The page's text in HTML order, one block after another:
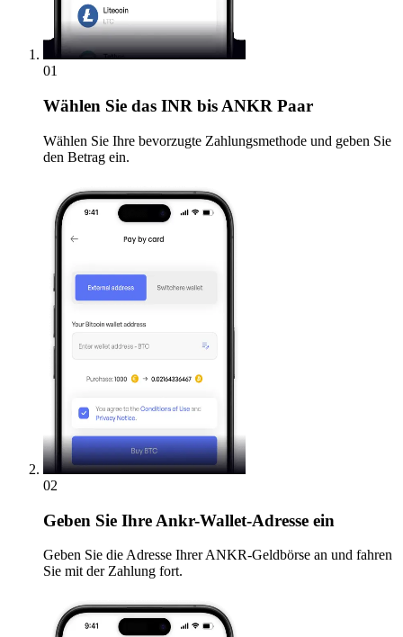
01
Wählen Sie das INR bis ANKR Paar
Wählen Sie Ihre bevorzugte Zahlungsmethode und geben Sie
den Betrag ein.
02
Geben Sie Ihre Ankr-Wallet-Adresse ein
Geben Sie die Adresse Ihrer ANKR-Geldbörse an und fahren
Sie mit der Zahlung fort.